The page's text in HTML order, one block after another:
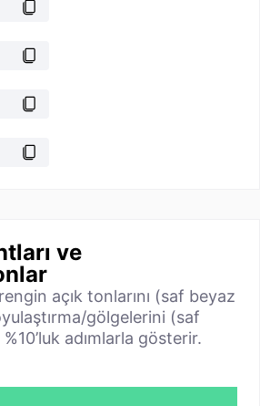
ve
açık tonlarını (saf beyaz
gölgelerini (saf
adımlarla gösterir.